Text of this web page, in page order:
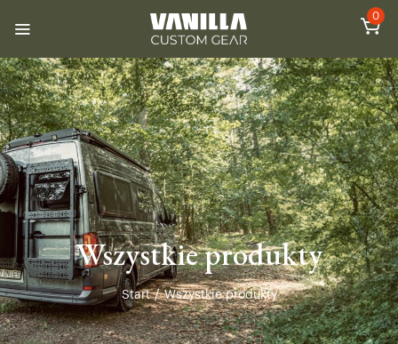
0
Wszystkie produkty
Start / Wszystkie produkty